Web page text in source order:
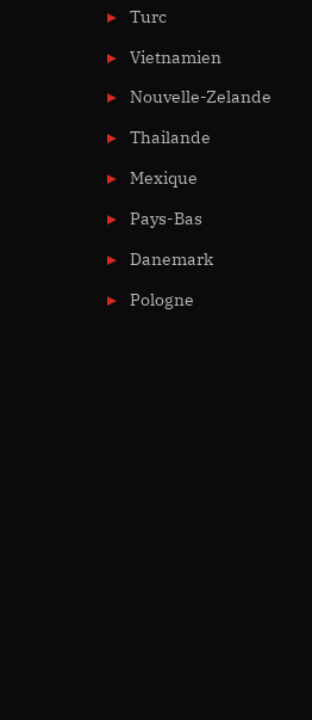
Turc
Vietnamien
Nouvelle-Zelande
Thailande
Mexique
Pays-Bas
Danemark
Pologne